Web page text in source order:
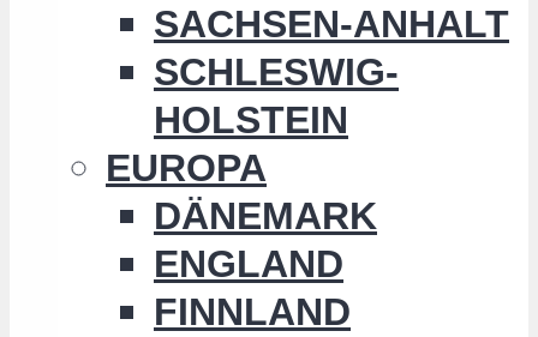
SACHSEN-ANHALT
SCHLESWIG-
HOLSTEIN
EUROPA
DÄNEMARK
ENGLAND
FINNLAND